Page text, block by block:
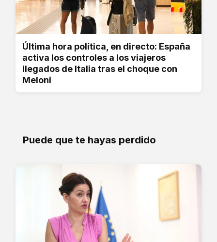
Última hora política, en directo: España
activa los controles a los viajeros
llegados de Italia tras el choque con
Meloni
Puede que te hayas perdido